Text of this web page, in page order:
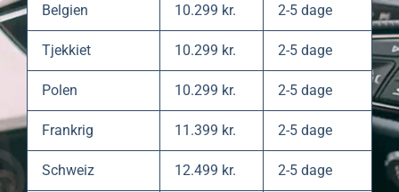
Belgien 10.299 kr. 2-5 dage
Tjekkiet 10.299 kr. 2-5 dage
Polen 10.299 kr. 2-5 dage
Frankrig 11.399 kr. 2-5 dage
Schweiz 12.499 kr. 2-5 dage